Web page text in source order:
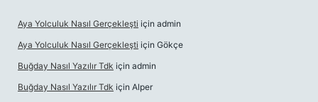
Aya Yolculuk Nasıl Gerçekleşti için admin
Aya Yolculuk Nasıl Gerçekleşti için Gökçe
Buğday Nasıl Yazılır Tdk için admin
Buğday Nasıl Yazılır Tdk için Alper